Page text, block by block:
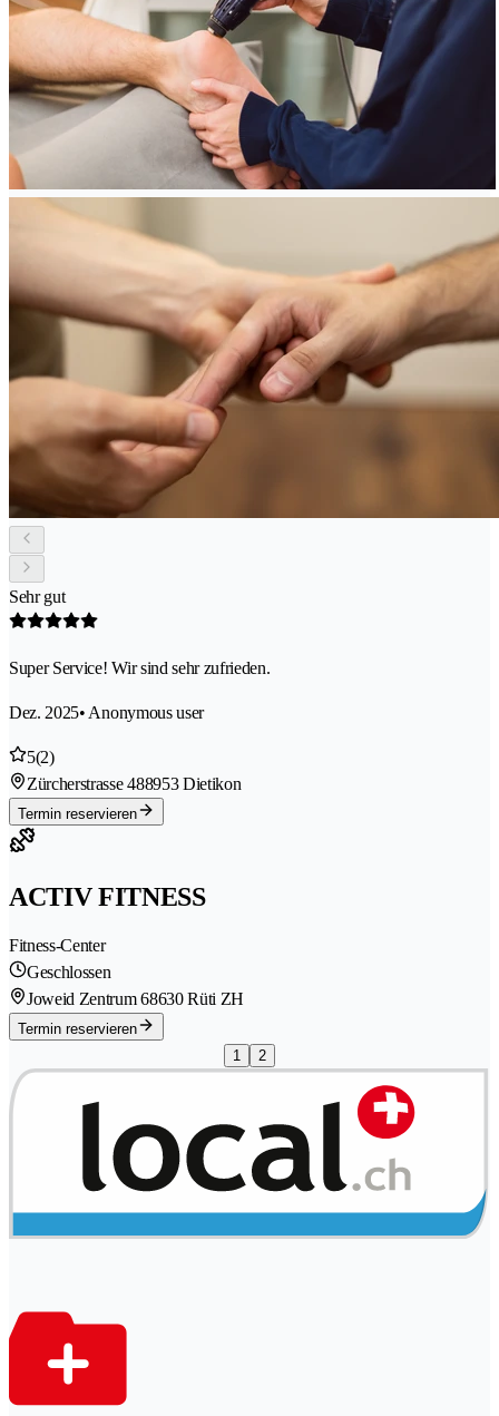
Sehr gut
Super Service! Wir sind sehr zufrieden.
Dez. 2025• Anonymous user
5(2)
Zürcherstrasse 488953 Dietikon
Termin reservieren
ACTIV FITNESS
Fitness-Center
Geschlossen
Joweid Zentrum 68630 Rüti ZH
Termin reservieren
1
2